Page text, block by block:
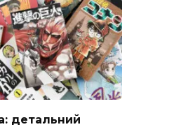
детальний